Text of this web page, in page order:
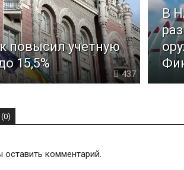
повысил учетную
15,5%
437
В
оставить комментарий.